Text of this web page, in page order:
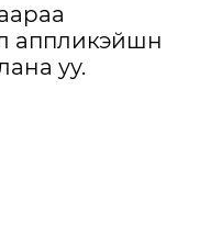
аппликэйшн
уу.